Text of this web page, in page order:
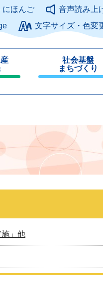
のページの本文へ
にほんご
音声読み上
文字サイズ・色変
社会基盤
まちづくり
じ
」他